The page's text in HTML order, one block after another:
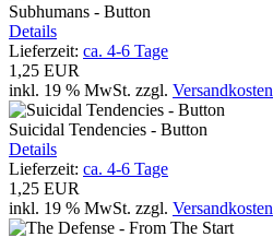
Subhumans - Button
Details
Lieferzeit: ca. 4-6 Tage
1,25 EUR
inkl. 19 % MwSt. zzgl. Versandkosten
Suicidal Tendencies - Button
Details
Lieferzeit: ca. 4-6 Tage
1,25 EUR
inkl. 19 % MwSt. zzgl. Versandkosten